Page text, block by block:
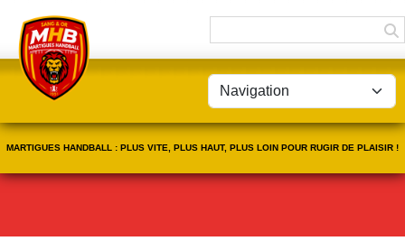
MARTIGUES HANDBALL : PLUS VITE, PLUS HAUT, PLUS LOIN POUR RUGIR DE PLAISIR !